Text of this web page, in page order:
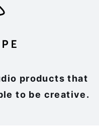
products that
to be creative.